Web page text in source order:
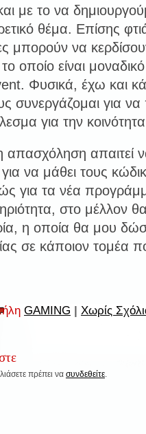
με το να
θέμα. Επίσης
μπορούν να
οποίο είναι
Φυσικά, έχω και
συνεργάζομαι για
για την
απασχόληση απαιτεί
να μάθει τους
για τα νέα
στο μέλλον
η οποία θα μου
σε κάποιον τομέα
GAMING | Χωρίς
πρέπει να συνδεθείτε